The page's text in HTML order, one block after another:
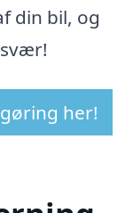
din bil, og
her!